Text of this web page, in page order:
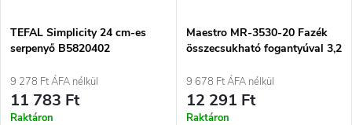
é
s
e
j
a
TEFAL Simplicity 24 cm-es
serpenyő B5820402
9 278 Ft ÁFA nélkül
11 783 Ft
Raktáron
Maestro MR-3530-20 Fazék
összecsukható fogantyúval 3,2
9 678 Ft ÁFA nélkül
12 291 Ft
Raktáron